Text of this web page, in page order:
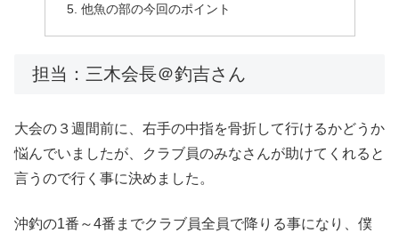
他魚の部の今回のポイント
担当：三木会長＠釣吉さん
大会の３週間前に、右手の中指を骨折して行けるかどうか
悩んでいましたが、クラブ員のみなさんが助けてくれると
言うので行く事に決めました。
沖釣の1番～4番までクラブ員全員で降りる事になり、僕